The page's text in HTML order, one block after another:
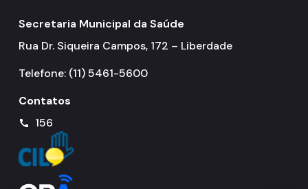
Secretaria Municipal da Saúde
Rua Dr. Siqueira Campos, 172 – Liberdade
Telefone: (11) 5461-5600
Contatos
call 156